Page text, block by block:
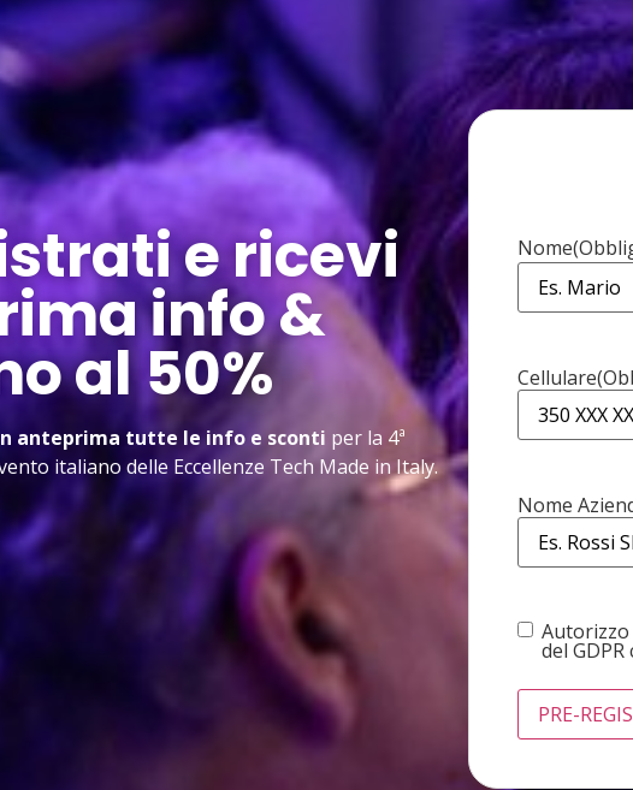
anteprima tutte le info e sconti per la 4ª
italiano delle Eccellenze Tech Made in Italy.
e ricevi
info &
al 50%
Nome
Cellulare
Nome
Consenso
Autorizzo
del